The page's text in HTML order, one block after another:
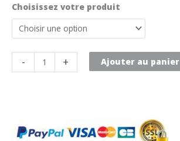
Choisissez votre produit
-
de
côté
+ Ajouter au panier